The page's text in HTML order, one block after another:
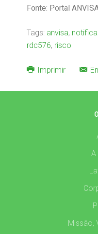
Fonte: Portal
Tags: anvisa,
rdc576, risco
Imprimir
A
Missão,